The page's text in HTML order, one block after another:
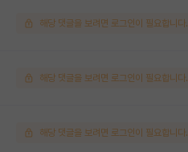
해당 댓글을 보려면 로그인이 필요합니다.
해당 댓글을 보려면 로그인이 필요합니다.
해당 댓글을 보려면 로그인이 필요합니다.